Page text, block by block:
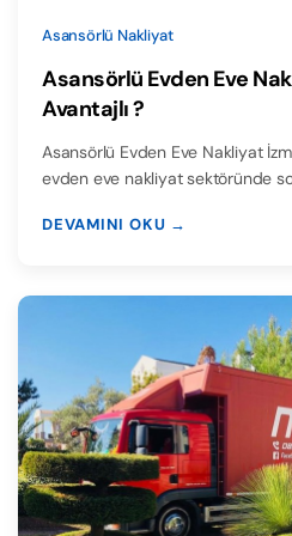
Asansörlü Nakliyat
Asansörlü Evden Eve
Avantajlı ?
Asansörlü Evden Eve Nakliyat
evden eve nakliyat sektöründe
DEVAMINI OKU →